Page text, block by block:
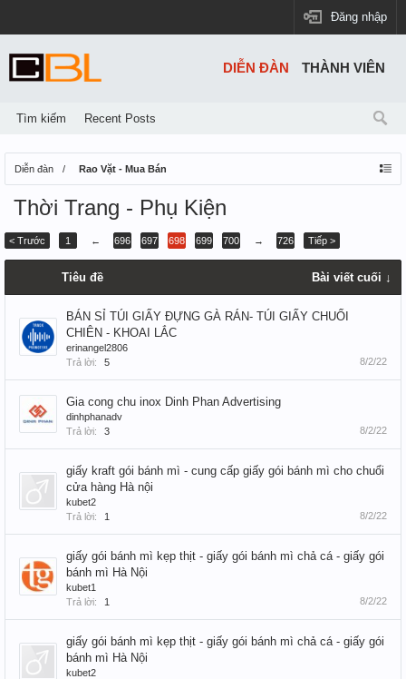
Đăng nhập
Diễn đàn Rao Vặt - Mua Bán
Thời Trang - Phụ Kiện
< Trước 1 ← 696 697 698 699 700 → 726 Tiếp >
Tiêu đề Bài viết cuối ↓
BÁN SỈ TÚI GIẤY ĐỰNG GÀ RÁN- TÚI GIẤY CHUỐI
CHIÊN - KHOAI LẮC
erinangel2806
Trả lời:
5 8/2/22
Gia cong chu inox Dinh Phan Advertising
dinhphanadv
Trả lời:
3 8/2/22
giấy kraft gói bánh mì - cung cấp giấy gói bánh mì cho chuổi
cửa hàng Hà nội
kubet2
Trả lời:
1 8/2/22
giấy gói bánh mì kẹp thịt - giấy gói bánh mì chả cá - giấy gói
bánh mì Hà Nội
kubet1
Trả lời:
1 8/2/22
giấy gói bánh mì kẹp thịt - giấy gói bánh mì chả cá - giấy gói
bánh mì Hà Nội
kubet2
DIỄN ĐÀN
Tìm kiếm Recent Posts
THÀNH VIÊN